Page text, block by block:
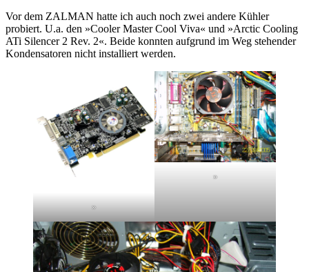
Vor dem ZALMAN hatte ich auch noch zwei andere Kühler
probiert. U.a. den »Cooler Master Cool Viva« und »Arctic Cooling
ATi Silencer 2 Rev. 2«. Beide konnten aufgrund im Weg stehender
Kondensatoren nicht installiert werden.
»
»